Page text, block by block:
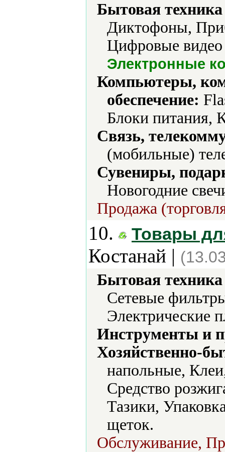
Бытовая
Диктофоны,
Цифровые
Электронные
Компьютеры,
обеспечение:
Блоки питания,
Связь,
(мобильные)
Сувениры,
Новогодние
Продажа
10. Товары
Костанай |
Бытовая
Сетевые
Электрические
Инструменты и
Хозяйственно-
напольные,
Средство
Тазики,
щеток.
Обслуживание,